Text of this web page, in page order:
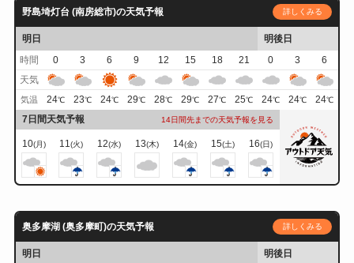
野島埼灯台 (南房総市)の天気予報 詳しくみる
明日
明後日
時間
0 3 6 9 12 15 18 21 0 3
6
天気
気温 24℃ 23℃ 24℃ 29℃ 28℃ 29℃ 27℃ 25℃ 24℃ 24℃ 24℃
7日間天気予報 14日間先までの天気予報を見る
10(月) 11(火) 12(水) 13(木) 14(金) 15(土) 16(日)
奥多摩湖 (奥多摩町)の天気予報 詳しくみる
明日
明後日